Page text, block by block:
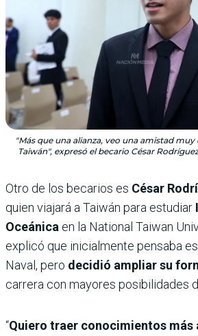
"Más que una alianza, veo una amistad
Taiwán", expresó el becario César
Otro de los becarios es César
quien viajará a Taiwán para estudiar
Oceánica en la National Taiwan
explicó que inicialmente pensaba
Naval, pero decidió ampliar su
carrera con mayores posibilidades
“Quiero traer conocimientos más